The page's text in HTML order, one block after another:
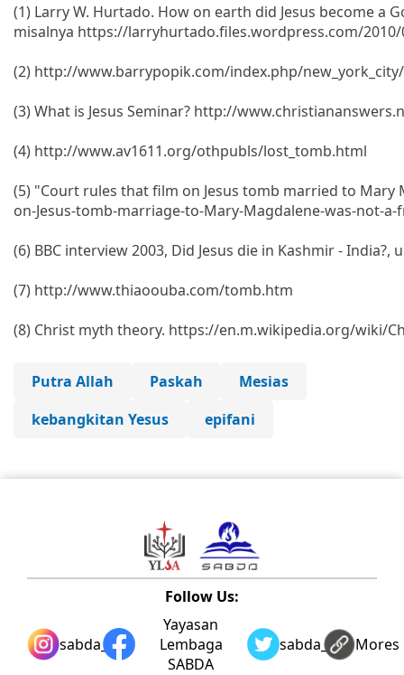
(1) Larry W. Hurtado. How on earth did Jesus become a
misalnya https://larryhurtado.files.wordpress.com/
(2) http://www.barrypopik.com/index.php/
(3) What is Jesus Seminar? http://
(4) http://www.av1611.org/othpubls/lost_tomb.html
(5) "Court rules that film on Jesus tomb married to
on-Jesus-tomb-marriage-to-Mary-Magdalene-was-not-a-
(6) BBC interview 2003, Did Jesus die in Kashmir -
(7) http://www.thiaoouba.com/tomb.htm
(8) Christ myth theory. https://en.m.wikipedia.org/wiki/
Putra Allah Paskah
Mesias
kebangkitan Yesus
epifani
Follow Us:
sabda_ylsa
Yayasan
Lembaga
SABDA
sabda_ylsaMores